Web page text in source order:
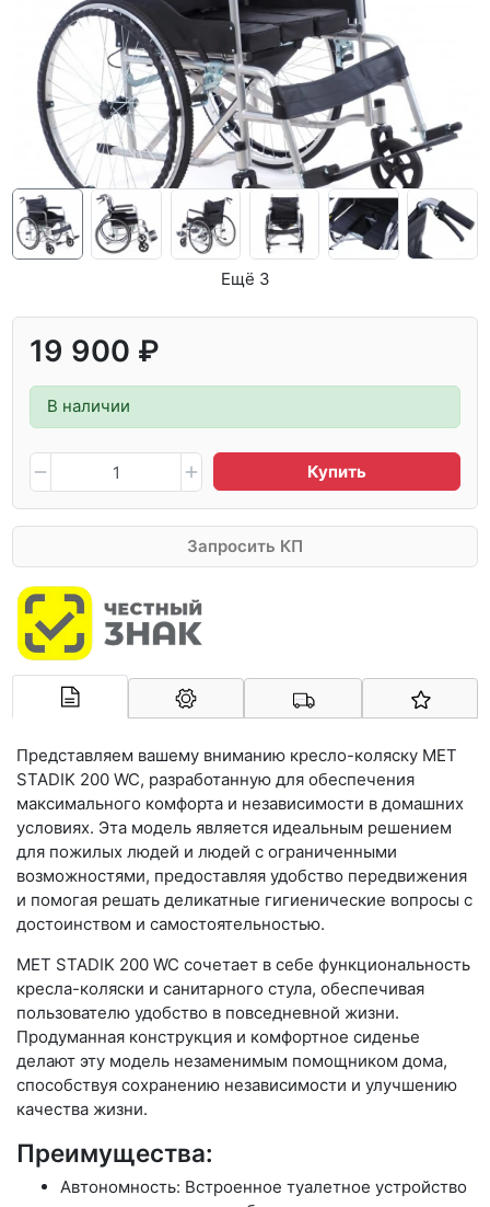
Ещё 3
19 900 ₽
В наличии
Купить
Запросить КП
Представляем вашему вниманию кресло-коляску MET
STADIK 200 WC, разработанную для обеспечения
максимального комфорта и независимости в домашних
условиях. Эта модель является идеальным решением
для пожилых людей и людей с ограниченными
возможностями, предоставляя удобство передвижения
и помогая решать деликатные гигиенические вопросы с
достоинством и самостоятельностью.
MET STADIK 200 WC сочетает в себе функциональность
кресла-коляски и санитарного стула, обеспечивая
пользователю удобство в повседневной жизни.
Продуманная конструкция и комфортное сиденье
делают эту модель незаменимым помощником дома,
способствуя сохранению независимости и улучшению
качества жизни.
Преимущества:
Автономность: Встроенное туалетное устройство